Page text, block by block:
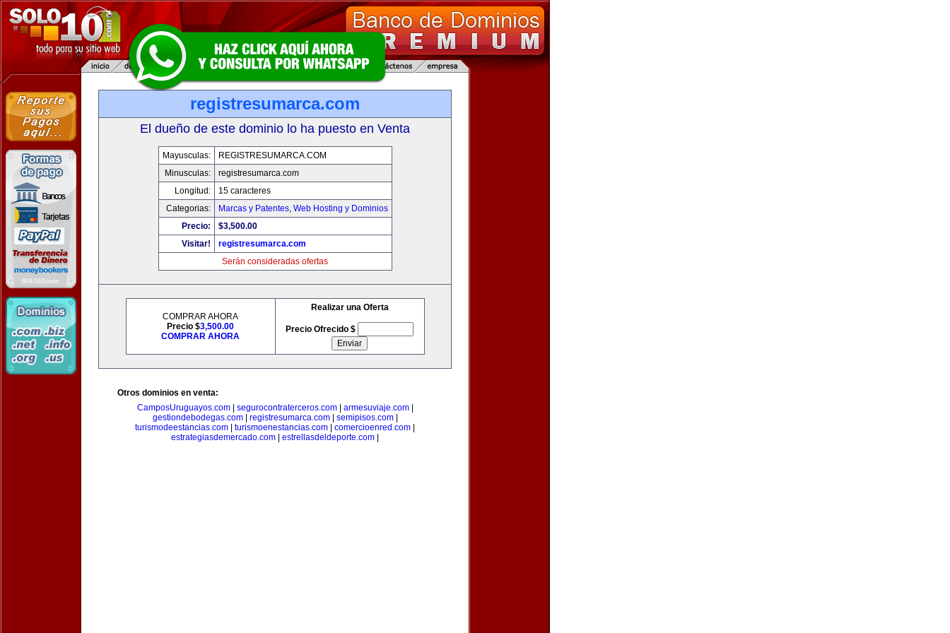
registresumarca.com
El dueño de este dominio lo ha puesto en Venta
Mayusculas:
REGISTRESUMARCA.COM
Minusculas:
registresumarca.com
Longitud:
15 caracteres
Categorias:
Marcas y Patentes, Web Hosting y Dominios
Precio:
$3,500.00
Visitar!
registresumarca.com
Serán consideradas ofertas
COMPRAR AHORA
Precio $3,500.00
COMPRAR AHORA
Realizar una Oferta
Precio Ofrecido $
Otros dominios en venta:
CamposUruguayos.com| segurocontraterceros.com| armesuviaje.com|
gestiondebodegas.com| registresumarca.com| semipisos.com|
turismodeestancias.com
turismoenestancias.com comercioenred.com
estrategiasdemercado.com
estrellasdeldeporte.com